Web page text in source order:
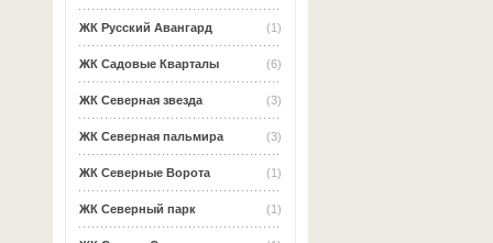
(1)
ЖК Русский Авангард
(6)
ЖК Садовые Кварталы
(3)
ЖК Северная звезда
(3)
ЖК Северная пальмира
(1)
ЖК Северные Ворота
(1)
ЖК Северный парк